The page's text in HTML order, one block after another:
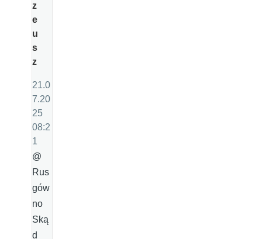
z
e
u
s
z
21.0
7.20
25
08:2
1
@
Rus
gów
no
Ską
d